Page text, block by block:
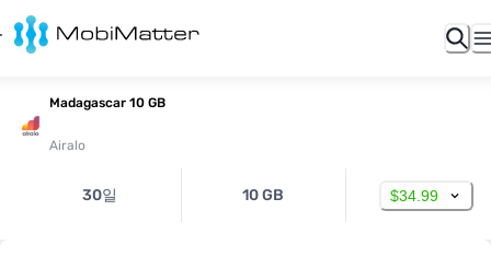
Madagascar 10 GB
Airalo
30일 10 GB $34.99